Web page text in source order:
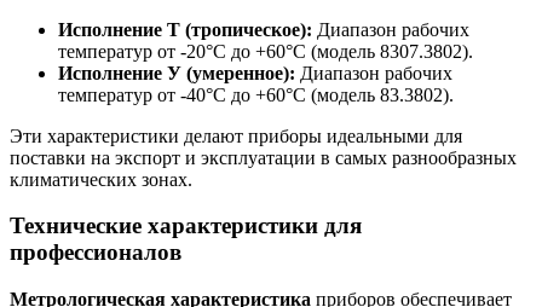
Исполнение Т (тропическое): Диапазон рабочих
температур от -20°C до +60°C (модель 8307.3802).
Исполнение У (умеренное): Диапазон рабочих
температур от -40°C до +60°C (модель 83.3802).
Эти характеристики делают приборы идеальными для
поставки на экспорт и эксплуатации в самых разнообразных
климатических зонах.
Технические характеристики для
профессионалов
Метрологическая характеристика приборов обеспечивает